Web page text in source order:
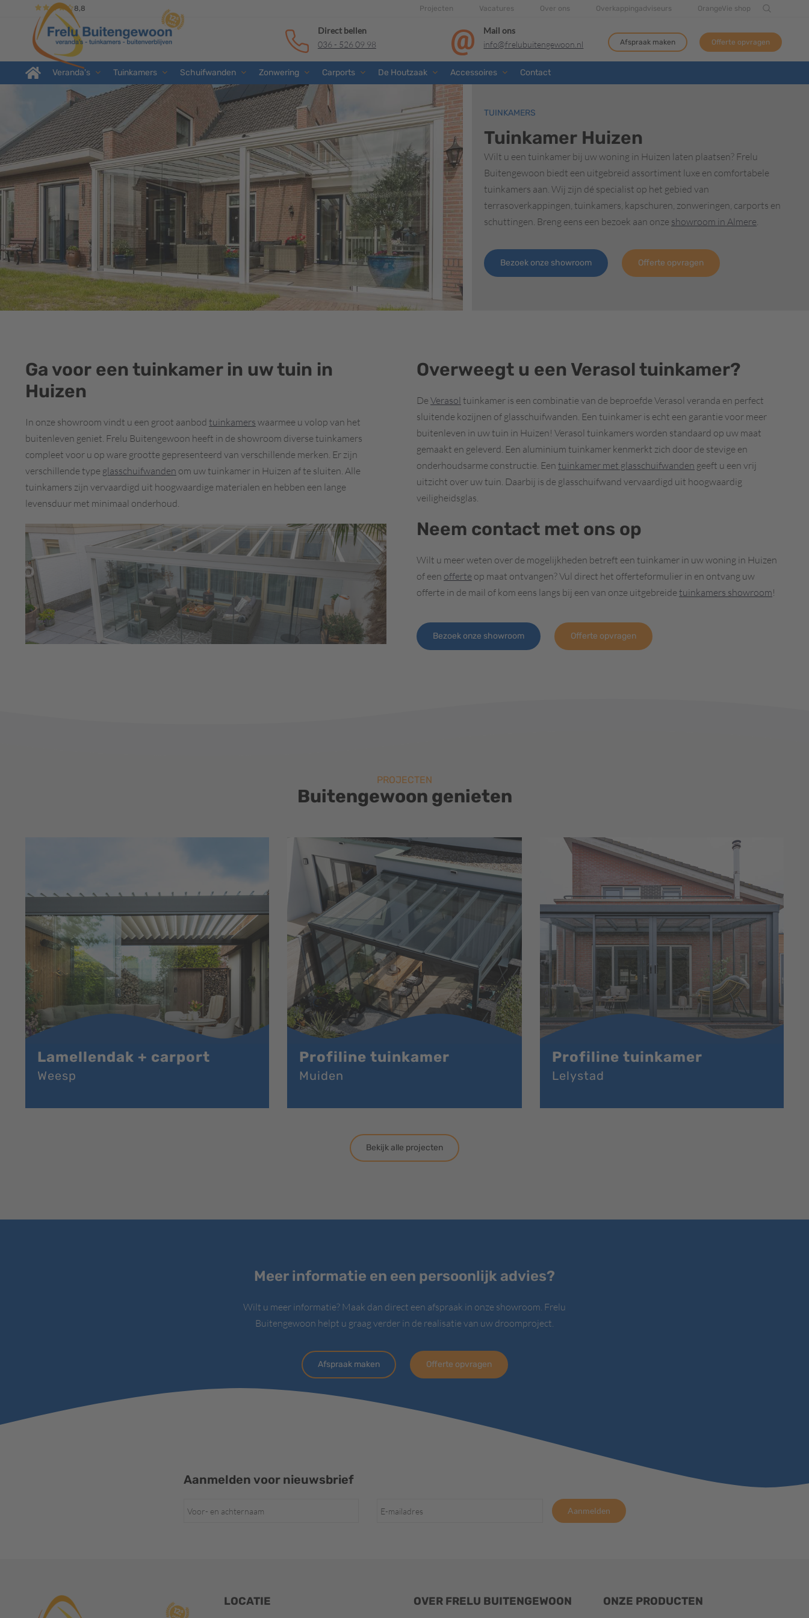
8,8 Projecten Vacatures Over ons Overkappingadviseurs OrangeVie shop
Direct bellen
036 - 526 09 98
Mail ons
info@frelubuitengewoon.nl
Afspraak maken Offerte opvragen
Veranda's Tuinkamers Schuifwanden Zonwering Carports De Houtzaak Accessoires Contact
TUINKAMERS
Tuinkamer Huizen
Wilt u een tuinkamer bij uw woning in Huizen laten plaatsen? Frelu
Buitengewoon biedt een uitgebreid assortiment luxe en comfortabele
tuinkamers aan. Wij zijn dé specialist op het gebied van
terrasoverkappingen, tuinkamers, kapschuren, zonweringen, carports en
schuttingen. Breng eens een bezoek aan onze showroom in Almere.
Bezoek onze showroom Offerte opvragen
Ga voor een tuinkamer in uw tuin in
Huizen
In onze showroom vindt u een groot aanbod tuinkamers waarmee u volop van het
buitenleven geniet. Frelu Buitengewoon heeft in de showroom diverse tuinkamers
compleet voor u op ware grootte gepresenteerd van verschillende merken. Er zijn
verschillende type glasschuifwanden om uw tuinkamer in Huizen af te sluiten. Alle
tuinkamers zijn vervaardigd uit hoogwaardige materialen en hebben een lange
levensduur met minimaal onderhoud.
Overweegt u een Verasol tuinkamer?
DeVerasol tuinkamer is een combinatie van de beproefde Verasol veranda en perfect
sluitende kozijnen of glasschuifwanden. Een tuinkamer is echt een garantie voor meer
buitenleven in uw tuin in Huizen! Verasol tuinkamers worden standaard op uw maat
gemaakt en geleverd. Een aluminium tuinkamer kenmerkt zich door de stevige en
onderhoudsarme constructie. Een tuinkamer met glasschuifwanden geeft u een vrij
uitzicht over uw tuin. Daarbij is de glasschuifwand vervaardigd uit hoogwaardig
veiligheidsglas.
Neem contact met ons op
Wilt u meer weten over de mogelijkheden betreft een tuinkamer in uw woning in Huizen
of een offerte op maat ontvangen? Vul direct het offerteformulier in en ontvang uw
offerte in de mail of kom eens langs bij een van onze uitgebreidetuinkamers showroom!
Bezoek onze showroom Offerte opvragen
PROJECTEN
Buitengewoon genieten
Lamellendak + carport
Weesp
Profiline tuinkamer
Muiden
Profiline tuinkamer
Lelystad
Bekijk alle projecten
Meer informatie en een persoonlijk advies?
Wilt u meer informatie? Maak dan direct een afspraak in onze showroom. Frelu
Buitengewoon helpt u graag verder in de realisatie van uw droomproject.
Afspraak maken Offerte opvragen
Aanmelden voor nieuwsbrief
Aanmelden
LOCATIE OVER FRELU BUITENGEWOON ONZE PRODUCTEN